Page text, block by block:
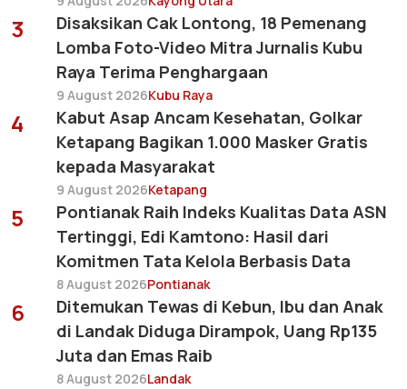
3
Disaksikan Cak Lontong, 18 Pemenang
Lomba Foto-Video Mitra Jurnalis Kubu
Raya Terima Penghargaan
9 August 2026Kubu Raya
4
Kabut Asap Ancam Kesehatan, Golkar
Ketapang Bagikan 1.000 Masker Gratis
kepada Masyarakat
9 August 2026Ketapang
5
Pontianak Raih Indeks Kualitas Data ASN
Tertinggi, Edi Kamtono: Hasil dari
Komitmen Tata Kelola Berbasis Data
8 August 2026Pontianak
6
Ditemukan Tewas di Kebun, Ibu dan Anak
di Landak Diduga Dirampok, Uang Rp135
Juta dan Emas Raib
8 August 2026Landak